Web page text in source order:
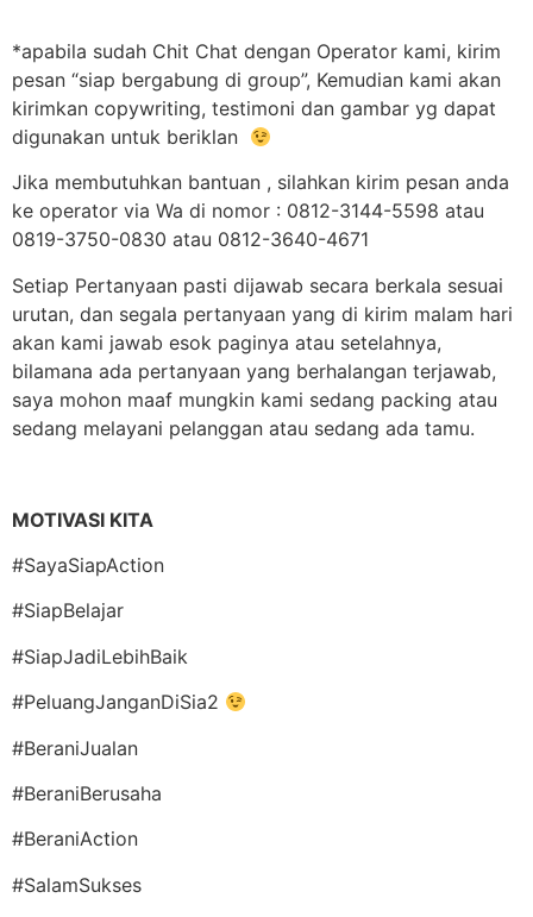
*apabila sudah Chit Chat dengan Operator kami, kirim
pesan “siap bergabung di group”, Kemudian kami akan
kirimkan copywriting, testimoni dan gambar yg dapat
digunakan untuk beriklan
Jika membutuhkan bantuan , silahkan kirim pesan anda
ke operator via Wa di nomor : 0812-3144-5598 atau
0819-3750-0830 atau 0812-3640-4671
Setiap Pertanyaan pasti dijawab secara berkala sesuai
urutan, dan segala pertanyaan yang di kirim malam hari
akan kami jawab esok paginya atau setelahnya,
bilamana ada pertanyaan yang berhalangan terjawab,
saya mohon maaf mungkin kami sedang packing atau
sedang melayani pelanggan atau sedang ada tamu.
MOTIVASI KITA
#SayaSiapAction
#SiapBelajar
#SiapJadiLebihBaik
#PeluangJanganDiSia2
#BeraniJualan
#BeraniBerusaha
#BeraniAction
#SalamSukses